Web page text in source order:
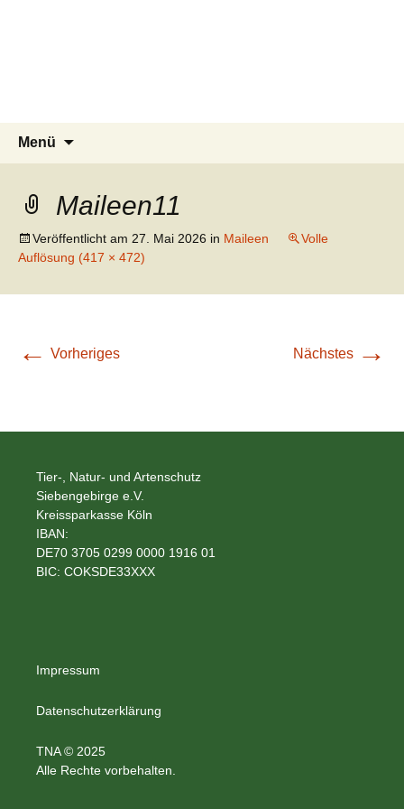
Tier Natur und Artenschutz
Siebengebirge e.V.
Tierschutzverein seit 1985 im
Siebengebirge – Orscheider
Menü
Maileen11
Veröffentlicht am 27. Mai 2026 in Maileen
Volle
Auflösung (417 × 472)
← Vorheriges Nächstes →
Tier-, Natur- und Artenschutz
Siebengebirge e.V.
Kreissparkasse Köln
IBAN:
DE70 3705 0299 0000 1916 01
BIC: COKSDE33XXX
Impressum
Datenschutzerklärung
TNA © 2025
Alle Rechte vorbehalten.